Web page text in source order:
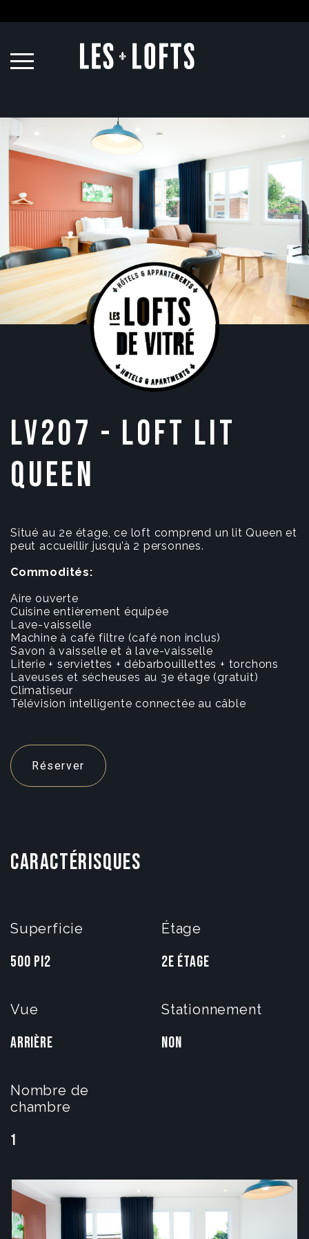
LV207 - LOFT LIT
QUEEN
Situé au 2e étage, ce loft comprend un lit Queen et
peut accueillir jusqu’à 2 personnes.
Commodités:
Aire ouverte
Cuisine entièrement équipée
Lave-vaisselle
Machine à café filtre (café non inclus)
Savon à vaisselle et à lave-vaisselle
Literie + serviettes + débarbouillettes + torchons
Laveuses et sécheuses au 3e étage (gratuit)
Climatiseur
Télévision intelligente connectée au câble
Réserver
CARACTÉRISQUES
Superficie
500 PI2
Étage
2e étage
Vue
Arrière
Stationnement
Non
Nombre de
chambre
1